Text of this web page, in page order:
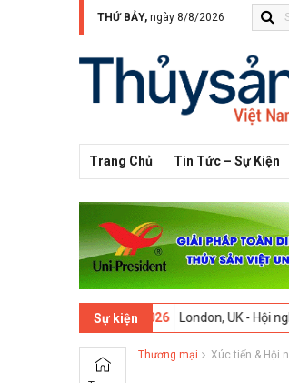
THỨ BẢY, ngày 8/8/2026
Trang Chủ Tin Tức – Sự Kiện
Sự kiện
London, UK - Hội nghị Thượng
Thương mại Xúc tiến & Hội